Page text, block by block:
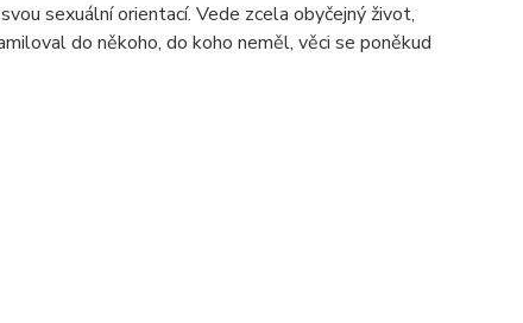
sexuální orientací. Vede zcela obyčejný život,
do někoho, do koho neměl, věci se poněkud